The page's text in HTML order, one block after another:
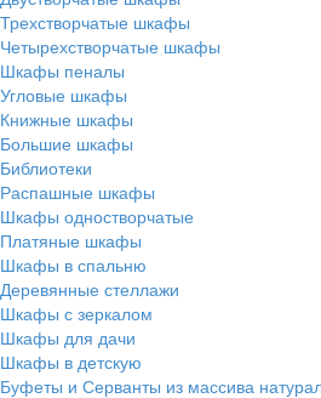
Трехстворчатые шкафы
Четырехстворчатые шкафы
Шкафы пеналы
Угловые шкафы
Книжные шкафы
Большие шкафы
Библиотеки
Распашные шкафы
Шкафы одностворчатые
Платяные шкафы
Шкафы в спальню
Деревянные стеллажи
Шкафы с зеркалом
Шкафы для дачи
Шкафы в детскую
Буфеты и Серванты из массива